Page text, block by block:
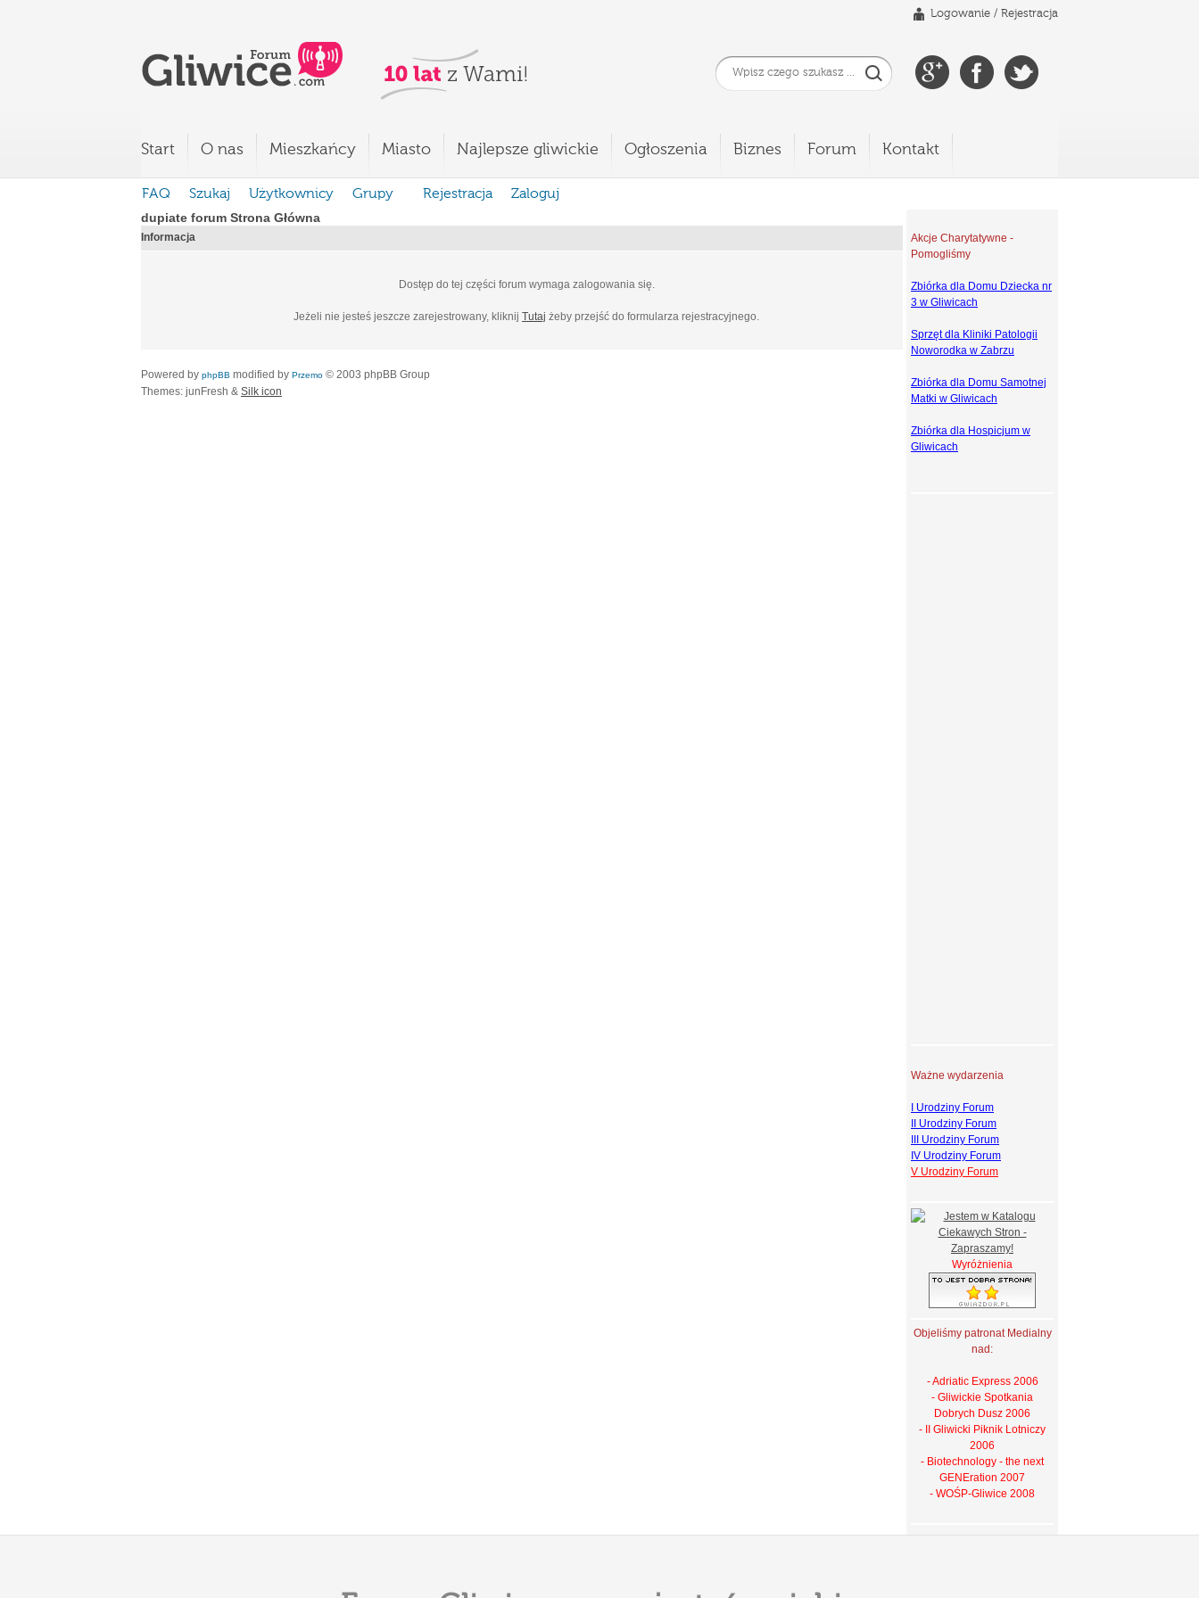
Logowanie / Rejestracja
Start O nas Mieszkańcy Miasto Najlepsze gliwickie Ogłoszenia Biznes Forum Kontakt
FAQ Szukaj Użytkownicy Grupy Rejestracja
Zaloguj
dupiate forum Strona Główna
Informacja
Dostęp do tej części forum wymaga zalogowania się.
Jeżeli nie jesteś jeszcze zarejestrowany, kliknij Tutaj żeby przejść do formularza rejestracyjnego.
Powered by phpBB modified by Przemo © 2003 phpBB Group
Themes: junFresh & Silk icon
Akcje Charytatywne -
Pomogliśmy
Zbiórka dla Domu Dziecka nr
3 w Gliwicach
Sprzęt dla Kliniki Patologii
Noworodka w Zabrzu
Zbiórka dla Domu Samotnej
Matki w Gliwicach
Zbiórka dla Hospicjum w
Gliwicach
Ważne wydarzenia
I Urodziny Forum
II Urodziny Forum
III Urodziny Forum
IV Urodziny Forum
V Urodziny Forum
Wyróżnienia
Objeliśmy patronat Medialny
nad:
- Adriatic Express 2006
- Gliwickie Spotkania
Dobrych Dusz 2006
- II Gliwicki Piknik Lotniczy
2006
- Biotechnology - the next
GENEration 2007
- WOŚP-Gliwice 2008